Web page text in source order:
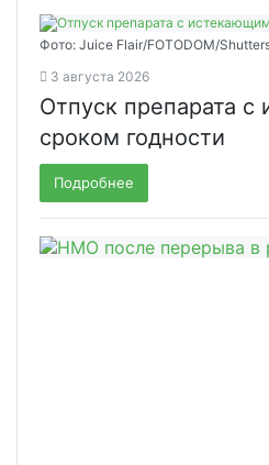
Фото: Juice Flair/FOTODOM/
3 августа 2026
Отпуск препарата
сроком годности
Подробнее